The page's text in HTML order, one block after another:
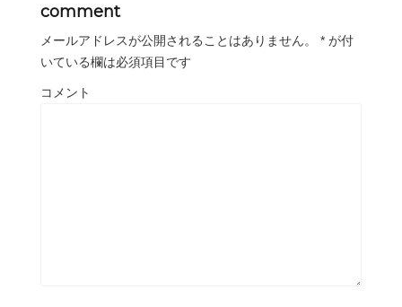
comment
メールアドレスが公開されることはありません。 * が付
いている欄は必須項目です
コメント